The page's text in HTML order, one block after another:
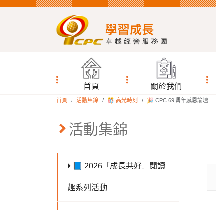
首頁 關於我們
首頁 活動集錦 🎊 高光時刻 🎉 CPC 69 周年感恩論壇
活動集錦
📘 2026「成長共好」閱讀
趣系列活動